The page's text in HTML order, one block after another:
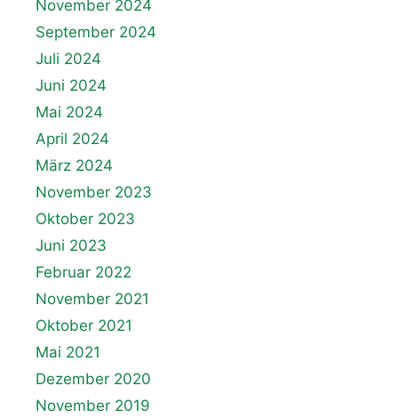
November 2024
September 2024
Juli 2024
Juni 2024
Mai 2024
April 2024
März 2024
November 2023
Oktober 2023
Juni 2023
Februar 2022
November 2021
Oktober 2021
Mai 2021
Dezember 2020
November 2019